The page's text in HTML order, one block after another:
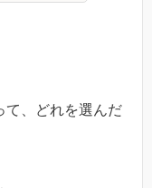
て、どれを選んだ